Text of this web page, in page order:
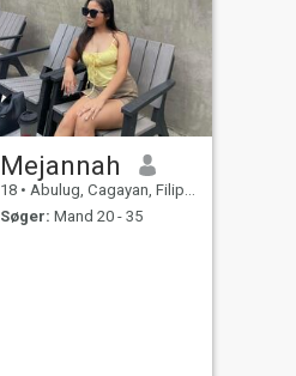
Mejannah
18 • Abulug, Cagayan, Filippinerne
Søger: Mand 20 - 35